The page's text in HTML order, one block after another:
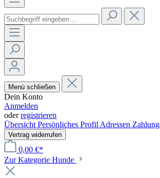
Menü schließen
Dein Konto
Anmelden
oderregistrieren
Übersicht Persönliches Profil Adressen
Vertrag widerrufen
0,00 €*
Zur Kategorie Hunde